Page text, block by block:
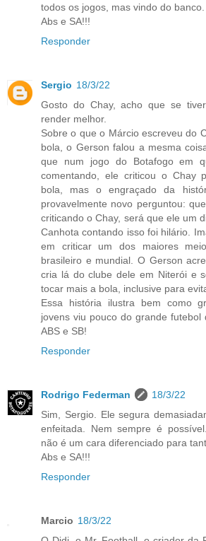
todos os jogos, mas vindo do
Abs e SA!!!
Responder
Sergio 18/3/22
Gosto do Chay, acho que se
render melhor.
Sobre o que o Márcio escreveu do
bola, o Gerson falou a mesma
que num jogo do Botafogo em
comentando, ele criticou o Chay
bola, mas o engraçado da
provavelmente novo perguntou:
criticando o Chay, será que ele um
Canhota contando isso foi hilário.
em criticar um dos maiores
brasileiro e mundial. O Gerson
cria lá do clube dele em Niterói e
tocar mais a bola, inclusive para
Essa história ilustra bem como
jovens viu pouco do grande futebol
ABS e SB!
Responder
Rodrigo Federman
18/3/22
Sim, Sergio. Ele segura
enfeitada. Nem sempre é
não é um cara diferenciado para
Abs e SA!!!
Responder
Marcio 18/3/22